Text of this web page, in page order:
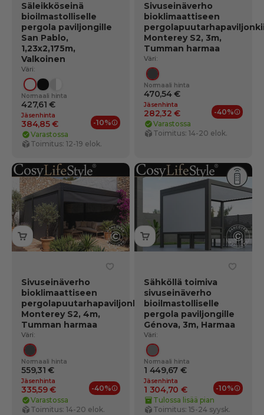
Säleikköseinä
bioilmastolliselle
pergola paviljongille
San Pablo,
1,23x2,175m,
Valkoinen
Väri:
Valkoinen
MustaPuupinta/valkoinen
Normaali hinta
427,61 €
Jäsenhinta
384,85 € -10%
Jäsenedut
Varastossa
Toimitus: 12-19 elok.
Sivuseinäverho
bioklimaattiseen
Monterey S2, 3m,
Tumman harmaa
Väri:
Tummanharmaa
Normaali hinta
470,54 €
Jäsenhinta
282,32 € -40%
Varastossa
Toimitus: 14-20 elok.
Sivuseinäverho
bioklimaattiseen
pergolapuutarhapaviljonkiin
Monterey S2, 4m,
Tumman harmaa
Väri:
Tummanharmaa
Normaali hinta
559,31 €
Jäsenhinta
335,59 € -40%
Jäsenedut
Varastossa
Toimitus: 14-20 elok.
Sähköllä toimiva
sivuseinäverho
bioilmastolliselle
pergola paviljongille
Génova, 3m, Harmaa
Väri:
Harmaa
Normaali hinta
1 449,67 €
Jäsenhinta
1 304,70 € -10%
Tulossa lisää pian
Toimitus: 15-24 syysk.